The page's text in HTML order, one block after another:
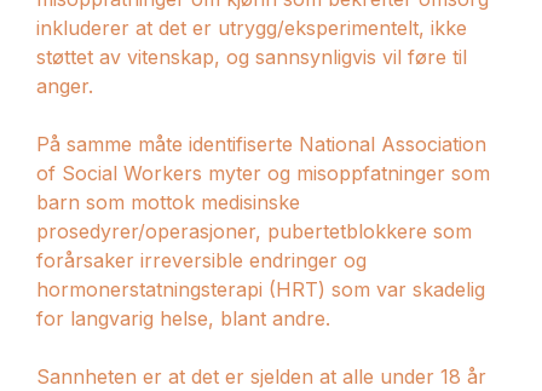
inkluderer at det er utrygg/eksperimentelt, ikke
støttet av vitenskap, og sannsynligvis vil føre til
anger.
På samme måte identifiserte National Association
of Social Workers myter og misoppfatninger som
barn som mottok medisinske
prosedyrer/operasjoner, pubertetblokkere som
forårsaker irreversible endringer og
hormonerstatningsterapi (HRT) som var skadelig
for langvarig helse, blant andre.
Sannheten er at det er sjelden at alle under 18 år